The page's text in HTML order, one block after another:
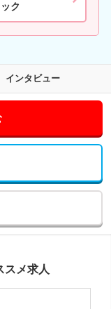
ク
インタビュー
スメ求人